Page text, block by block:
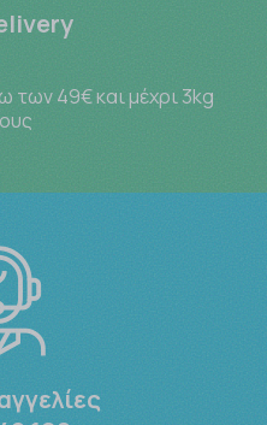
49€ και μέχρι 3kg